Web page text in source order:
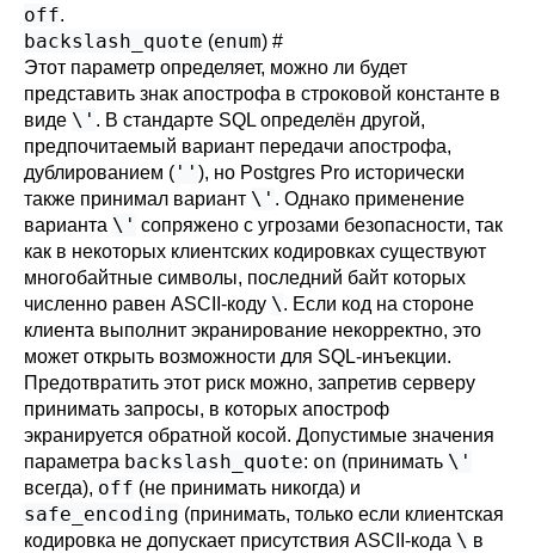
off.
backslash_quote (enum) #
Этот параметр определяет, можно ли будет
представить знак апострофа в строковой константе в
виде \' . В стандарте SQL определён другой,
предпочитаемый вариант передачи апострофа,
дублированием ( '' ), но Postgres Pro исторически
также принимал вариант \' . Однако применение
варианта \' сопряжено с угрозами безопасности, так
как в некоторых клиентских кодировках существуют
многобайтные символы, последний байт которых
численно равен ASCII-коду \. Если код на стороне
клиента выполнит экранирование некорректно, это
может открыть возможности для SQL-инъекции.
Предотвратить этот риск можно, запретив серверу
принимать запросы, в которых апостроф
экранируется обратной косой. Допустимые значения
параметра backslash_quote: on (принимать \'
всегда), off (не принимать никогда) и
safe_encoding (принимать, только если клиентская
кодировка не допускает присутствия ASCII-кода \ в